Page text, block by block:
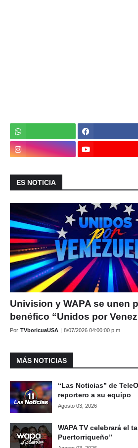
ES NOTICIA
Univision y WAPA se unen
benéfico “Unidos por
Por TVboricuaUSA | 8/07/2026 04:00:00 p.m.
MÁS NOTICIAS
“Las Noticias” de
reportero a su equipo
Agosto 03, 2026
WAPA TV celebrará el
Puertorriqueño”